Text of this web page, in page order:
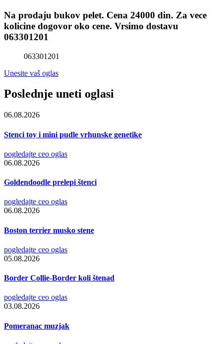
Na prodaju bukov pelet. Cena 24000 din. Za vece
kolicine dogovor oko cene. Vrsimo dostavu
063301201
063301201
Unesite vaš oglas
Poslednje uneti oglasi
06.08.2026
Stenci toy i mini pudle vrhunske genetike
pogledajte ceo oglas
06.08.2026
Goldendoodle prelepi štenci
pogledajte ceo oglas
06.08.2026
Boston terrier musko stene
pogledajte ceo oglas
05.08.2026
Border Collie-Border koli štenad
pogledajte ceo oglas
03.08.2026
Pomeranac muzjak